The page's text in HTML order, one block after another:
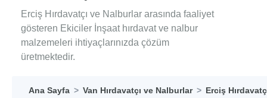
Erciş Hırdavatçı ve Nalburlar arasında faaliyet
gösteren Ekiciler İnşaat hırdavat ve nalbur
malzemeleri ihtiyaçlarınızda çözüm
üretmektedir.
Ana Sayfa Van Hırdavatçı ve Nalburlar Erciş